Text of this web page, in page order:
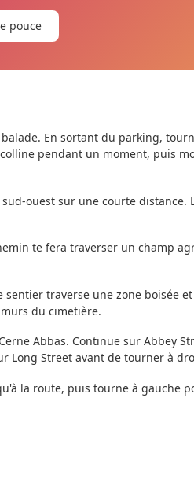
pouce
En sortant du parking,
pendant un moment, puis
ouest sur une courte distance.
te fera traverser un champ
traverse une zone boisée
du cimetière.
Abbas. Continue sur Abbey
Long Street avant de tourner à
la route, puis tourne à gauche